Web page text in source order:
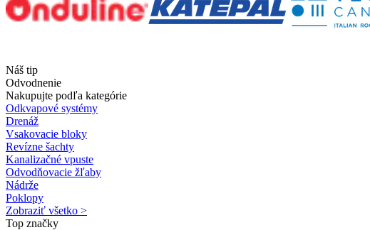
Náš tip
Odvodnenie
Nakupujte podľa kategórie
Odkvapové systémy
Drenáž
Vsakovacie bloky
Revízne šachty
Kanalizačné vpuste
Odvodňovacie žľaby
Nádrže
Poklopy
Zobraziť všetko >
Top značky